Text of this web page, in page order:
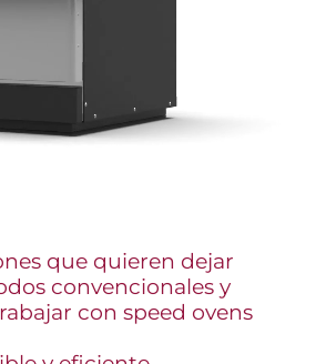
que quieren dejar
convencionales y
con speed ovens